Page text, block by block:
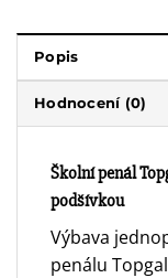
Popis
Hodnocení (0)
Školní penál
podšívkou
Výbava
penálu